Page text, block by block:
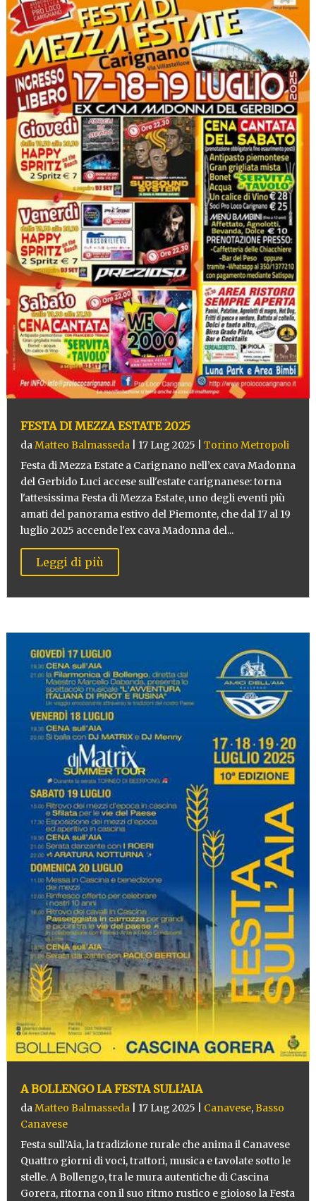
FESTA DI MEZZA ESTATE 2025
daMatteo Balmasseda| 17 Lug 2025
Torino Metropoli
Festa di Mezza Estate a Carignano nell’ex cava Madonna
del Gerbido Luci accese sull'estate carignanese: torna
l'attesissima Festa di Mezza Estate, uno degli eventi più
amati del panorama estivo del Piemonte, che dal 17 al 19
luglio 2025 accende l'ex cava Madonna del...
Leggi di più
A BOLLENGO LA FESTA SULL’AIA
daMatteo Balmasseda| 17 Lug 2025 Canavese,Basso
Canavese
Festa sull’Aia, la tradizione rurale che anima il Canavese
Quattro giorni di voci, trattori, musica e tavolate sotto le
stelle. A Bollengo, tra le mura autentiche di Cascina
Gorera, ritorna con il suo ritmo rustico e gioioso la Festa